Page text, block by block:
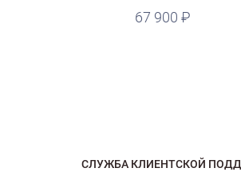
67 900
руб.
СЛУЖБА КЛИЕНТСКОЙ